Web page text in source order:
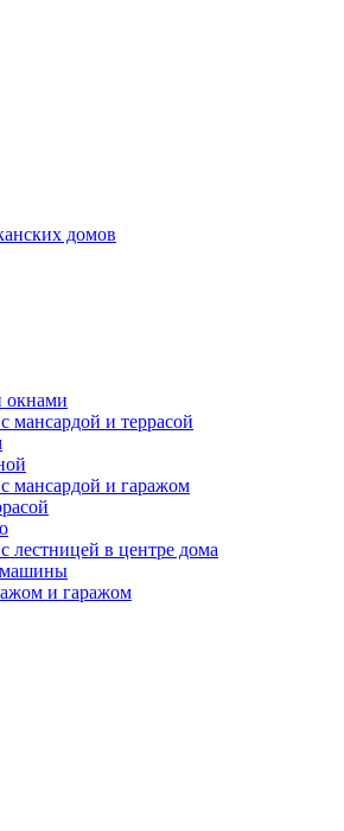
домов
мансардой и террасой
мансардой и гаражом
лестницей в центре дома
машины
и гаражом